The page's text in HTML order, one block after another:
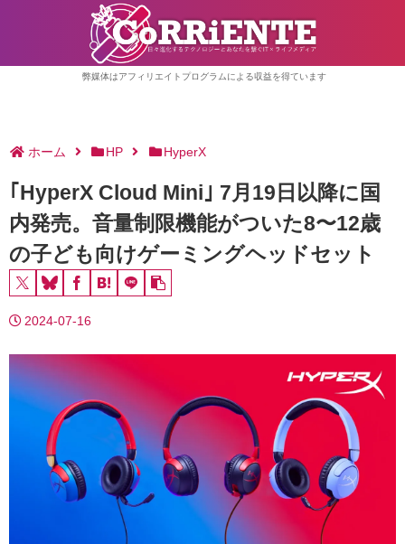
弊媒体はアフィリエイトプログラムによる収益を得ています
ホーム HP HyperX
｢HyperX Cloud Mini｣ 7月19日以降に国
内発売。音量制限機能がついた8〜12歳
の子ども向けゲーミングヘッドセット
2024-07-16